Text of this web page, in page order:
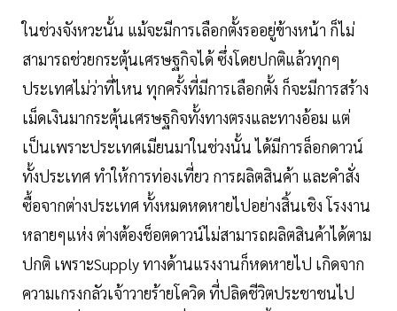
ในช่วงจังหวะนั้น แม้จะมีการเลือกตั้งรออยู่ข้างหน้า ก็ไม่
สามารถช่วยกระตุ้นเศรษฐกิจได้ ซึ่งโดยปกติแล้วทุกๆ
ประเทศไม่ว่าที่ไหน ทุกครั้งที่มีการเลือกตั้ง ก็จะมีการสร้าง
เม็ดเงินมากระตุ้นเศรษฐกิจทั้งทางตรงและทางอ้อม แต่
เป็นเพราะประเทศเมียนมาในช่วงนั้น ได้มีการล็อกดาวน์
ทั้งประเทศ ทำให้การท่องเที่ยว การผลิตสินค้า และคำสั่ง
ซื้อจากต่างประเทศ ทั้งหมดหดหายไปอย่างสิ้นเชิง โรงงาน
หลายๆแห่ง ต่างต้องช็อตดาวน์ไม่สามารถผลิตสินค้าได้ตาม
ปกติ เพราะSupply ทางด้านแรงงานก็หดหายไป เกิดจาก
ความเกรงกลัวเจ้าวายร้ายโควิด ที่ปลิดชีวิตประชาชนไป